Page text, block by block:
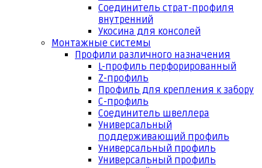
Соединитель страт-профиля
внутренний
Укосина для консолей
Монтажные системы
Профили различного назначения
L-профиль перфорированный
Z-профиль
Профиль для крепления к забору
С-профиль
Соединитель швеллера
Универсальный
поддерживающий профиль
Универсальный профиль
Универсальный профиль